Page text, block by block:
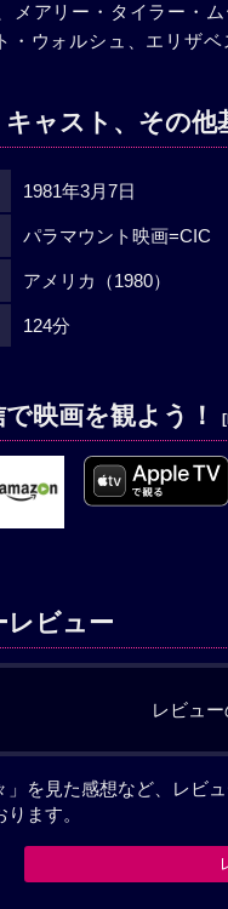
メアリー・タイラー・
・ウォルシュ、エリザ
キャスト、その他
1981年3月7日
パラマウント映画=CIC
アメリカ（1980）
124分
で映画を観よう！
レビュー
レビュ
」を見た感想など、レビ
ます。